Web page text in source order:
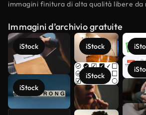
immagini finitura di alta qualità libere da
Immagini d’archivio gratuite
iStock
iStock
iStock
iStock